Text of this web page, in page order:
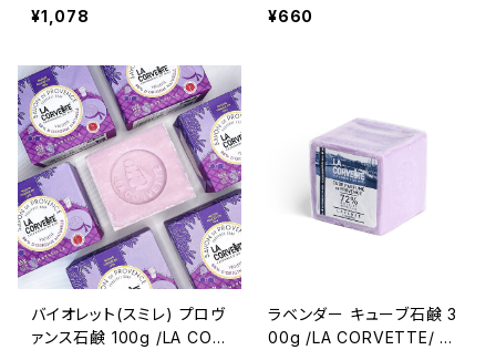
la Violette フランス/トゥー
ルーズ ＜ラ・メゾン・ドゥ・バ
¥1,078
コルベット ＜フランス製＞
¥660
バイオレット(スミレ) プロヴ
ァンス石鹸 100g /LA COR
ラベンダー キューブ石鹸 3
00g /LA CORVETTE/ ラ・